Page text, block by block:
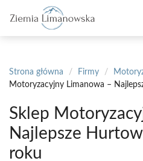
treści
Strona główna / Firmy /
Motoryzacyjny Limanowa –
Sklep
Najlepsze
roku